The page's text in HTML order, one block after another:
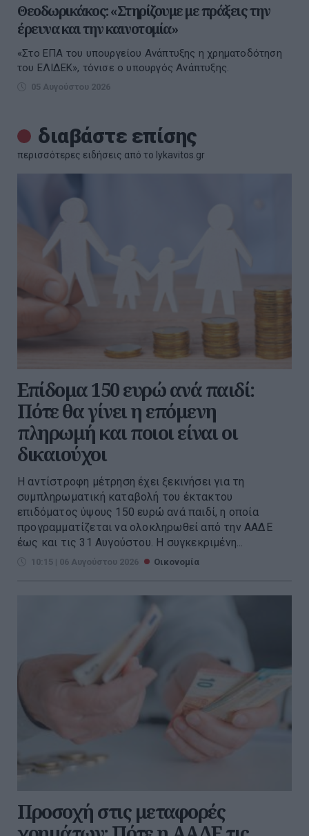
Θεοδωρικάκος: «Στηρίζουμε με πράξεις την
έρευνα και την καινοτομία»
«Στο ΕΠΑ του υπουργείου Ανάπτυξης η χρηματοδότηση
του ΕΛΙΔΕΚ», τόνισε ο υπουργός Ανάπτυξης.
05 Αυγούστου 2026
διαβάστε επίσης
περισσότερες ειδήσεις από το lykavitos.gr
Επίδομα 150 ευρώ ανά παιδί:
Πότε θα γίνει η επόμενη
πληρωμή και ποιοι είναι οι
δικαιούχοι
Η αντίστροφη μέτρηση έχει ξεκινήσει για τη
συμπληρωματική καταβολή του έκτακτου
επιδόματος ύψους 150 ευρώ ανά παιδί, η οποία
προγραμματίζεται να ολοκληρωθεί από την ΑΑΔΕ
έως και τις 31 Αυγούστου. Η συγκεκριμένη...
10:15 | 06 Αυγούστου 2026 Οικονομία
Προσοχή στις μεταφορές